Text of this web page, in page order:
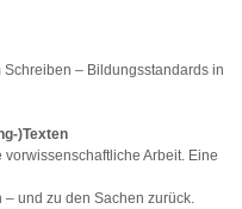
– Bildungsstandards in
)Texten
Arbeit. Eine
– und zu den Sachen zurück.